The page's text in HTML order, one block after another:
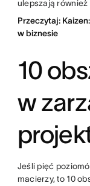
ulepszają
Przeczytaj:
w biznesie
10
w
Jeśli pięć
macierzy, to 10